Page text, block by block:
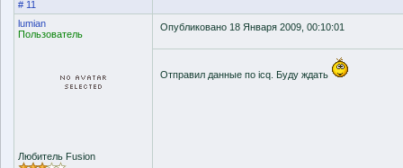
# 11
lumian
Пользователь
Любитель Fusion
Опубликовано 18 Января 2009, 00:10:01
Отправил данные по icq. Буду ждать